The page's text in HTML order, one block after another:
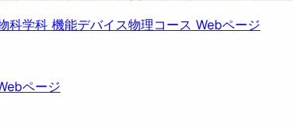
科学科 機能デバイス物理コース Webページ
ページ